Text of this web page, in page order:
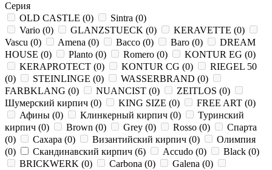
Серия
OLD CASTLE (0) Sintra (0)
Vario (0) GLANZSTUECK (0) KERAVETTE (0)
Vascu (0) Amena (0) Bacco (0) Baro (0)
DREAM
HOUSE (0) Planto (0) Romero (0) KONTUR EG (0)
KERAPROTECT (0) KONTUR СG (0)
RIEGEL 50
(0) STEINLINGE (0) WASSERBRAND (0)
FARBKLANG (0) NUANCIST (0) ZEITLOS (0)
Шумерский кирпич (0) KING SIZE (0) FREE ART (0)
Афины (0) Клинкерный кирпич (0)
Туринский
кирпич (0) Brown (0) Grey (0) Rosso (0)
Спарта
(0) Сахара (0) Византийский кирпич (0)
Олимпия
(0) Скандинавский кирпич (6) Accudo (0) Black (0)
BRICKWERK (0) Carbona (0) Galena (0)